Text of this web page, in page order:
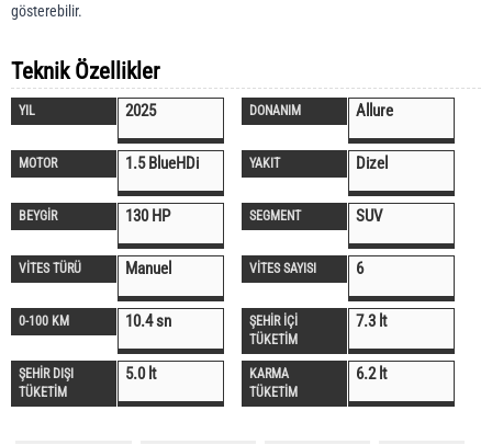
gösterebilir.
Teknik Özellikler
YIL 2025 DONANIM Allure
MOTOR 1.5 BlueHDi YAKIT Dizel
BEYGİR 130 HP SEGMENT SUV
VİTES TÜRÜ Manuel VİTES SAYISI 6
0-100 KM 10.4 sn
ŞEHİR İÇİ
TÜKETİM
7.3 lt
ŞEHİR DIŞI
TÜKETİM
5.0 lt
KARMA
TÜKETİM
6.2 lt